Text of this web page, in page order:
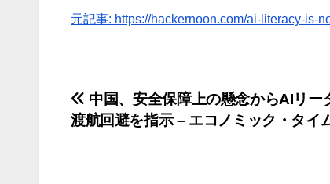
元記事: https://hackernoon.com/ai-literacy-is-
投
稿
中国、安全保障上の懸念からAIリー
渡航回避を指示 – エコノミック・タイ